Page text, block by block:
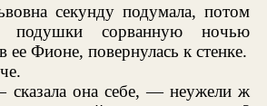
секунду подумала, потом
подушки сорванную ночью
ее Фионе, повернулась к стенке.
она себе, — неужели ж